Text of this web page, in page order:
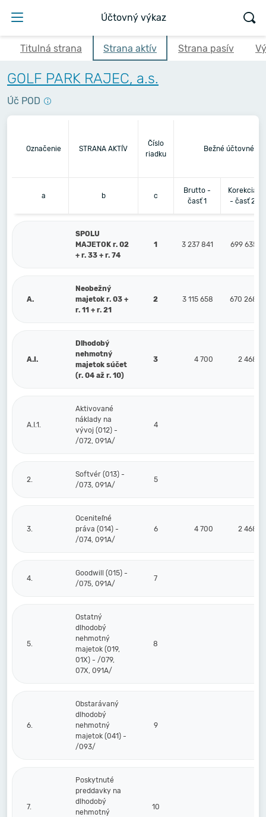
Účtovný výkaz
Titulná strana Strana aktív Strana pasív
GOLF PARK RAJEC, a.s.
Úč POD
Označenie STRANA AKTÍV
Číslo
riadku
Bežné účtovné
a b c
Brutto -
časť 1
Korekcia
- časť 2
SPOLU
MAJETOK r. 02
+ r. 33 + r. 74
1 3 237 841 699 635
A.
Neobežný
majetok r. 03 +
r. 11 + r. 21
2 3 115 658 670 268
A.I.
Dlhodobý
nehmotný
majetok súčet
(r. 04 až r. 10)
3 4 700 2 468
A.I.1.
Aktivované
náklady na
vývoj (012) -
/072, 091A/
4
2.
Softvér (013) -
/073, 091A/
5
3.
Oceniteľné
práva (014) -
/074, 091A/
6 4 700 2 468
4.
Goodwill (015) -
/075, 091A/
7
5.
Ostatný
dlhodobý
nehmotný
majetok (019,
01X) - /079,
07X, 091A/
8
6.
Obstarávaný
dlhodobý
nehmotný
majetok (041) -
/093/
9
7.
Poskytnuté
preddavky na
dlhodobý
nehmotný
10